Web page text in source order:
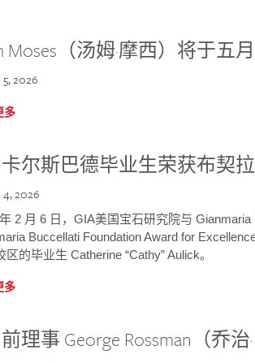
Moses（汤姆·摩西）将于五
2026
多
卡尔斯巴德毕业生荣获布契
2026
2 月 6 日，GIA美国宝石研究院与
Buccellati Foundation Award for
区的毕业生 Catherine “Cathy” Aulick。
多
前理事 George Rossman（乔